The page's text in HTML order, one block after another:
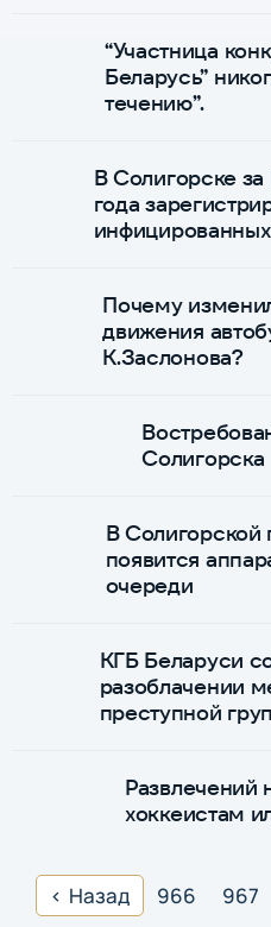
“Участница
Беларусь”
течению”.
В Солигорске за
года
инфицированных
Почему
движения
К.Заслонова?
Солигорска
В Солигорской
появится
очереди
КГБ Беларуси
разоблачении
преступной
Развлечений
хоккеистам
Назад 966 967